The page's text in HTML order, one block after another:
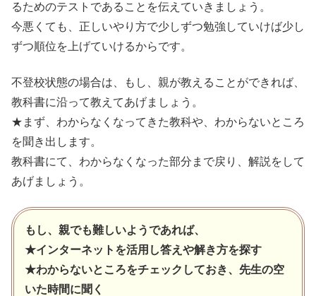
るためのテストであることを伝えていきましょう。
今悪くても、正しいやり方で少しずつ勉強していけば少し
ずつ順位を上げていけるからです。
不登校状態の場合は、もし、親が教えることができれば、
教科書に沿って教えてあげましょう。
★まず、わからなくなってきた教科や、わからないところ
を聞き出します。
教科書にて、わからなくなった部分まで戻り、解説をして
あげましょう。
もし、親でも難しいようであれば、
★インターネットを活用し答えや解き方を探す
★わからないところをチェックしておき、先生の空
いた時間に聞く